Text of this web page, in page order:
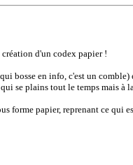
d'un codex papier !
bosse en info, c'est un
se plains tout le temps mais à
forme papier, reprenant ce